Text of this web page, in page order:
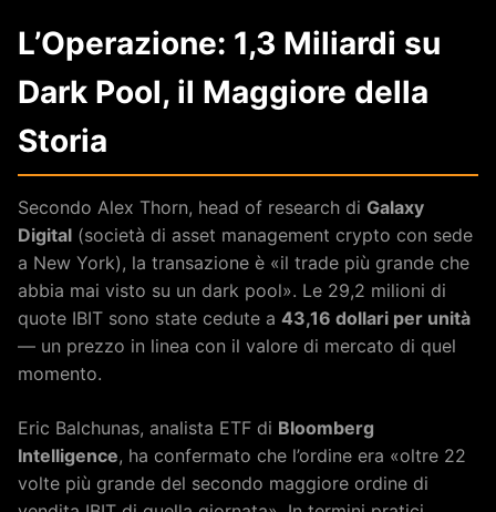
L’Operazione: 1,3 Miliardi su
Dark Pool, il Maggiore della
Storia
Secondo Alex Thorn, head of research di Galaxy
Digital (società di asset management crypto con sede
a New York), la transazione è «il trade più grande che
abbia mai visto su un dark pool». Le 29,2 milioni di
quote IBIT sono state cedute a 43,16 dollari per unità
— un prezzo in linea con il valore di mercato di quel
momento.
Eric Balchunas, analista ETF di Bloomberg
Intelligence, ha confermato che l’ordine era «oltre 22
volte più grande del secondo maggiore ordine di